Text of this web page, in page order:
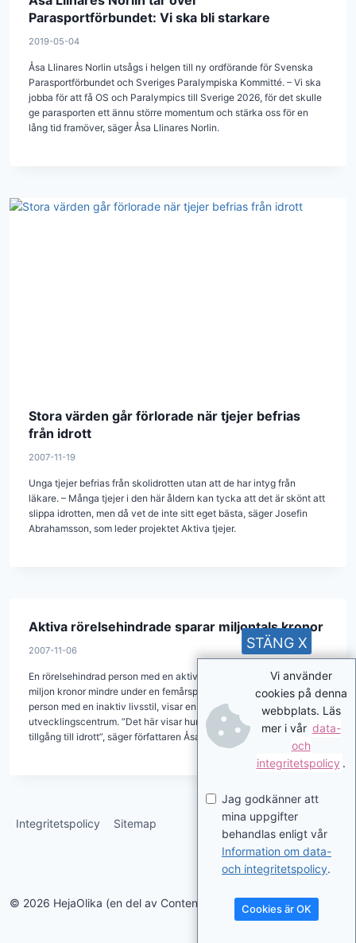
Parasportförbundet: Vi ska bli starkare
2019-05-04
Åsa Llinares Norlin utsågs i helgen till ny ordförande för Svenska
Parasportförbundet och Sveriges Paralympiska Kommitté. – Vi ska
jobba för att få OS och Paralympics till Sverige 2026, för det skulle
ge parasporten ett ännu större momentum och stärka oss för en
lång tid framöver, säger Åsa Llinares Norlin.
Stora värden går förlorade när tjejer befrias
från idrott
2007-11-19
Unga tjejer befrias från skolidrotten utan att de har intyg från
läkare. – Många tjejer i den här åldern kan tycka att det är skönt att
slippa idrotten, men då vet de inte sitt eget bästa, säger Josefin
Abrahamsson, som leder projektet Aktiva tjejer.
Aktiva rörelsehindrade sparar miljontals kronor
2007-11-06
En rörelsehindrad person med en aktiv livsstil kostar samhället en
miljon kronor mindre under en femårsperiod än en rörelsehindrad
person med en inaktiv livsstil, visar en studie från Regionalt
utvecklingscentrum. ”Det här visar hur viktigt det är att alla får
tillgång till idrott”, säger författaren Åsa Llinares Norlin.
Integritetspolicy Sitemap
© 2026 HejaOlika (en del av Contentverkstan.se)
Vi använder
cookies på denna
webbplats. Läs
mer i vår data-
och
integritetspolicy .
Jag godkänner att
mina uppgifter
behandlas enligt vår
Information om data-
och integritetspolicy.
Cookies är OK
STÄNG X